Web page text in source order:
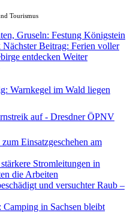
Tourismus
Gruseln: Festung Königstein
Nächster Beitrag: Ferien voller
entdecken Weiter
Warnkegel im Wald liegen
auf - Dresdner ÖPNV
Einsatzgeschehen am
Stromleitungen in
die Arbeiten
und versuchter Raub –
Camping in Sachsen bleibt